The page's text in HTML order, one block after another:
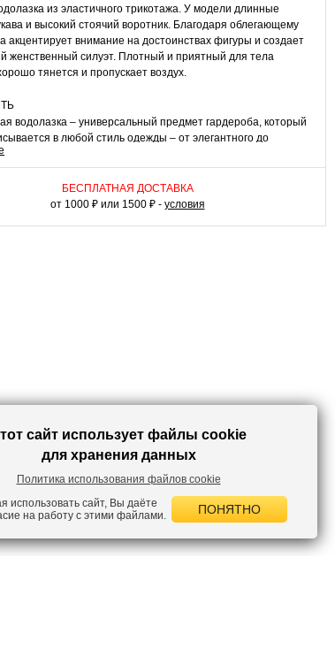
из эластичного трикотажа. У модели длинные
и высокий стоячий воротник. Благодаря облегающему
акцентирует внимание на достоинствах фигуры и создает
женственный силуэт. Плотный и приятный для тела
тянется и пропускает воздух.
водолазка – универсальный предмет гардероба, который
в любой стиль одежды – от элегантного до
На работу или учебу ее можно носить с юбкой-
или прямыми брюками, дополнив комплект жакетом. С
будут хорошо смотреться туфли-лодочки или лоферы.
можно комбинировать с облегающими джинсами и
БЕСПЛАТНАЯ ДОСТАВКА
от 1000 ₽ или 1500 ₽ - условия
сайт использует файлы cookie
для хранения данных
Политика использования файлов cookie
использовать сайт, Вы даёте
на работу с этими файлами.
ПОНЯТНО